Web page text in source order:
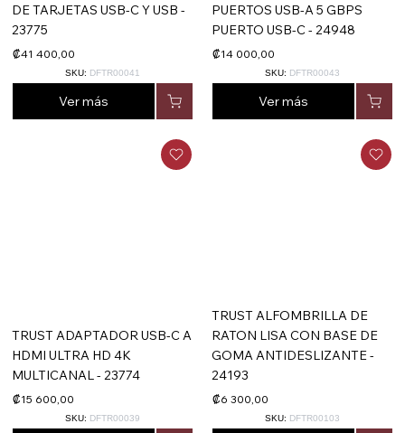
DE TARJETAS USB-C Y USB -
23775
₡41 400,00
Ver más
SKU: DFTR00041
PUERTOS USB-A 5 GBPS
PUERTO USB-C - 24948
₡14 000,00
Ver más
SKU: DFTR00043
TRUST ADAPTADOR USB-C A
HDMI ULTRA HD 4K
MULTICANAL - 23774
₡15 600,00
SKU: DFTR00039
TRUST ALFOMBRILLA DE
RATON LISA CON BASE DE
GOMA ANTIDESLIZANTE -
24193
₡6 300,00
SKU: DFTR00103